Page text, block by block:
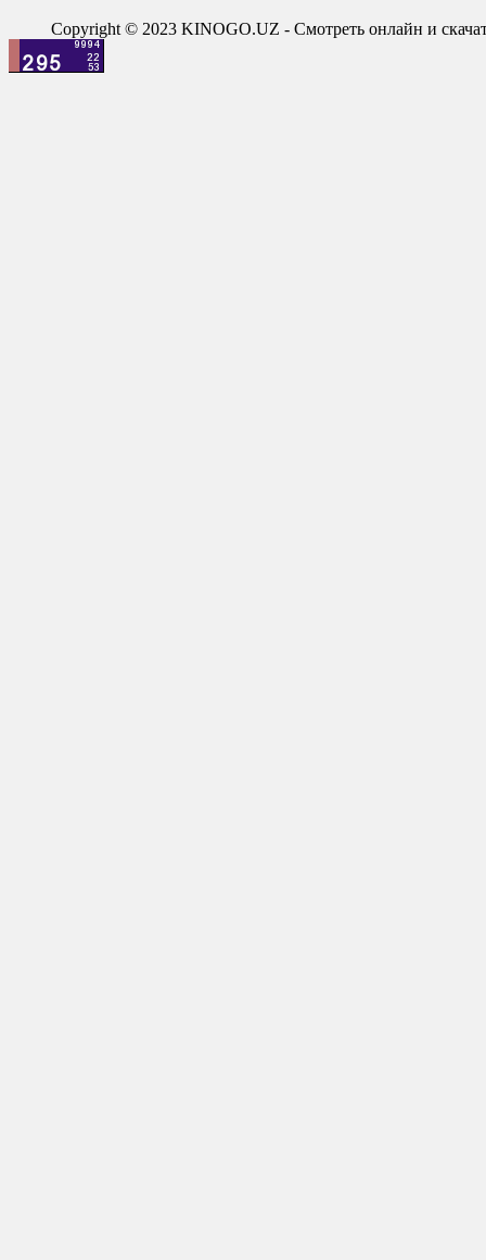
Copyright © 2023 KINOGO.UZ - Смотреть онлайн и